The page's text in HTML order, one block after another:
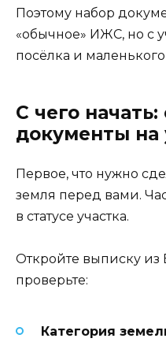
Поэтому набор
«обычное» ИЖС, но с
посёлка и
С чего
документы на
Первое, что нужно
земля перед вами.
в статусе участка.
Откройте выписку из
проверьте:
Категория